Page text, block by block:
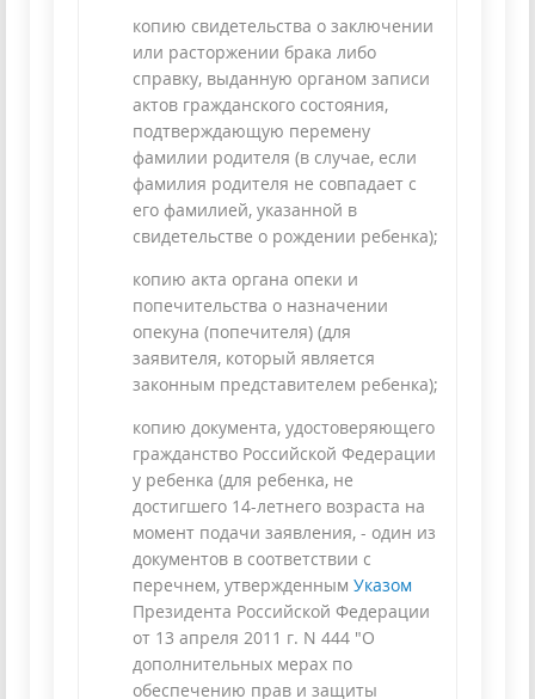
копию свидетельства о заключении
или расторжении брака либо
справку, выданную органом записи
актов гражданского состояния,
подтверждающую перемену
фамилии родителя (в случае, если
фамилия родителя не совпадает с
его фамилией, указанной в
свидетельстве о рождении ребенка);
копию акта органа опеки и
попечительства о назначении
опекуна (попечителя) (для
заявителя, который является
законным представителем ребенка);
копию документа, удостоверяющего
гражданство Российской Федерации
у ребенка (для ребенка, не
достигшего 14-летнего возраста на
момент подачи заявления, - один из
документов в соответствии с
перечнем, утвержденным Указом
Президента Российской Федерации
от 13 апреля 2011 г. N 444 "О
дополнительных мерах по
обеспечению прав и защиты